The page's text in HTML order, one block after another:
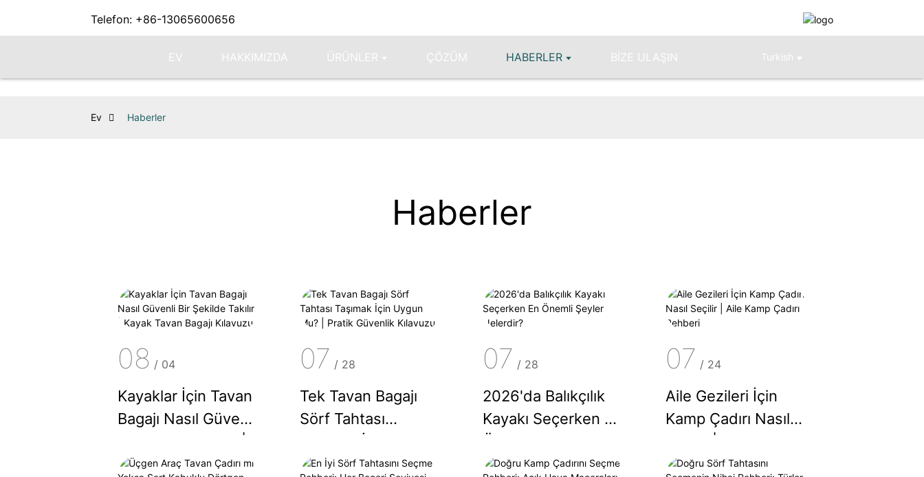
Telefon: +86-13065600656
EV HAKKIMIZDA ÜRÜNLER ÇÖZÜM HABERLER BIZE ULAŞIN Turkish
Ev Haberler
Haberler
08 / 04
Kayaklar İçin Tavan
Bagajı Nasıl Güvenli
Bir Şekilde Takılır |
Kayak Tavan Bagajı
07 / 28
Tek Tavan Bagajı
Sörf Tahtası
Mu? | Pratik
07 / 28
2026'da Balıkçılık
Kayakı Seçerken En
Nelerdir?
07 / 24
Aile Gezileri İçin
Kamp Çadırı Nasıl
Seçilir | Aile Kamp
Çadırı Rehberi